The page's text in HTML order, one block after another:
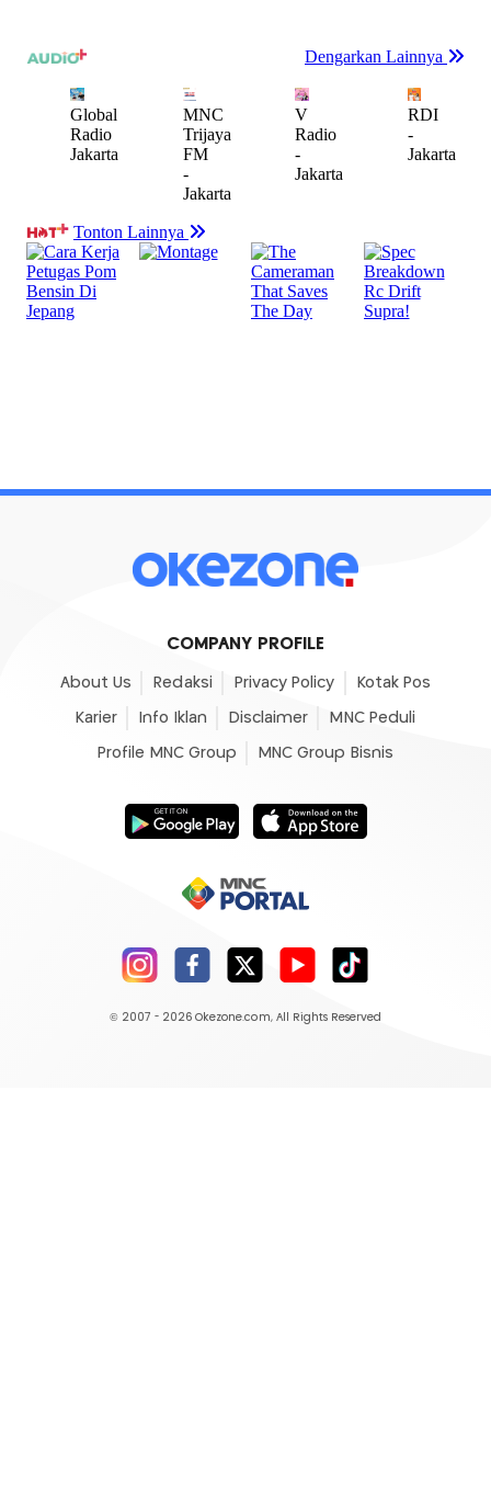
COMPANY PROFILE
About Us Redaksi Privacy Policy Kotak Pos
Karier Info Iklan Disclaimer MNC Peduli
Profile MNC Group MNC Group Bisnis
© 2007 - 2026 Okezone.com, All Rights Reserved